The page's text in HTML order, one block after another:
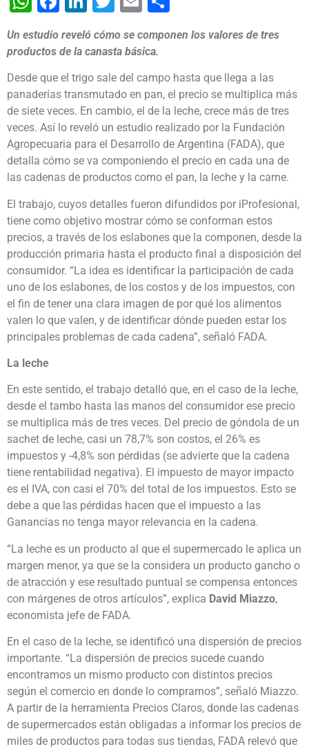
Un estudio reveló cómo se componen los valores de tres
productos de la canasta básica.
Desde que el trigo sale del campo hasta que llega a las
panaderías transmutado en pan, el precio se multiplica más
de siete veces. En cambio, el de la leche, crece más de tres
veces. Así lo reveló un estudio realizado por la Fundación
Agropecuaria para el Desarrollo de Argentina (FADA), que
detalla cómo se va componiendo el precio en cada una de
las cadenas de productos como el pan, la leche y la carne.
El trabajo, cuyos detalles fueron difundidos por iProfesional,
tiene como objetivo mostrar cómo se conforman estos
precios, a través de los eslabones que la componen, desde la
producción primaria hasta el producto final a disposición del
consumidor. “La idea es identificar la participación de cada
uno de los eslabones, de los costos y de los impuestos, con
el fin de tener una clara imagen de por qué los alimentos
valen lo que valen, y de identificar dónde pueden estar los
principales problemas de cada cadena”, señaló FADA.
La leche
En este sentido, el trabajo detalló que, en el caso de la leche,
desde el tambo hasta las manos del consumidor ese precio
se multiplica más de tres veces. Del precio de góndola de un
sachet de leche, casi un 78,7% son costos, el 26% es
impuestos y -4,8% son pérdidas (se advierte que la cadena
tiene rentabilidad negativa). El impuesto de mayor impacto
es el IVA, con casi el 70% del total de los impuestos. Esto se
debe a que las pérdidas hacen que el impuesto a las
Ganancias no tenga mayor relevancia en la cadena.
“La leche es un producto al que el supermercado le aplica un
margen menor, ya que se la considera un producto gancho o
de atracción y ese resultado puntual se compensa entonces
con márgenes de otros artículos”, explica David Miazzo,
economista jefe de FADA.
En el caso de la leche, se identificó una dispersión de precios
importante. “La dispersión de precios sucede cuando
encontramos un mismo producto con distintos precios
según el comercio en donde lo compramos”, señaló Miazzo.
A partir de la herramienta Precios Claros, donde las cadenas
de supermercados están obligadas a informar los precios de
miles de productos para todas sus tiendas, FADA relevó que